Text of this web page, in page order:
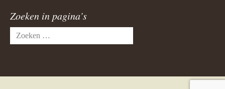
Zoeken in pagina’s
Zoeken
naar: